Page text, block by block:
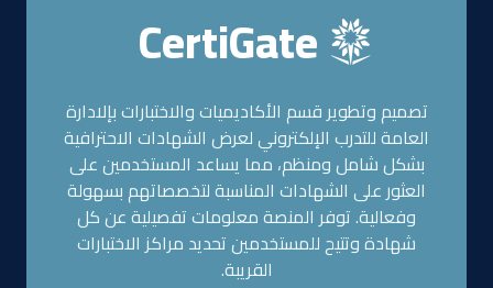
CertiGate
تصميم وتطوير قسم الأكاديميات والاختبارات بإلادارة
العامة للتدرب الإلكتروني لعرض الشهادات الاحترافية
بشكل شامل ومنظم، مما يساعد المستخدمين على
العثور على الشهادات المناسبة لتخصصاتهم بسهولة
وفعالية. توفر المنصة معلومات تفصيلية عن كل
شهادة وتتيح للمستخدمين تحديد مراكز الاختبارات
القريبة.